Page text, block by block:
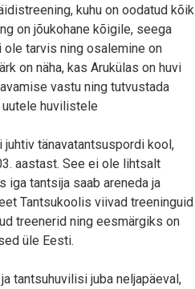
kuhu on oodatud kõik
on jõukohane kõigile, seega
tarvis ning osalemine on
on näha, kas Arukülas on huvi
vastu ning tutvustada
huvilistele
tänavatantsuspordi kool,
aastast. See ei ole lihtsalt
iga tantsija saab areneda ja
Tantsukoolis viivad treeninguid
treenerid ning eesmärgiks on
üle Eesti.
tantsuhuvilisi juba neljapäeval,